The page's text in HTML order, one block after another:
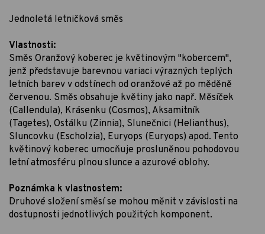
Jednoletá letničková směs
Vlastnosti:
Směs Oranžový koberec je květinovým "kobercem",
jenž představuje barevnou variaci výrazných teplých
letních barev v odstínech od oranžové až po měděně
červenou. Směs obsahuje květiny jako např. Měsíček
(Callendula), Krásenku (Cosmos), Aksamitník
(Tagetes), Ostálku (Zinnia), Slunečnici (Helianthus),
Sluncovku (Escholzia), Euryops (Euryops) apod. Tento
květinový koberec umocňuje prosluněnou pohodovou
letní atmosféru plnou slunce a azurové oblohy.
Poznámka k vlastnostem:
Druhové složení směsí se mohou měnit v závislosti na
dostupnosti jednotlivých použitých komponent.